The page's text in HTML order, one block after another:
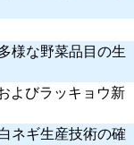
様な野菜品目の生
よびラッキョウ新
ネギ生産技術の確